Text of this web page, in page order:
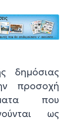
δημόσιας
προσοχή
που
ως